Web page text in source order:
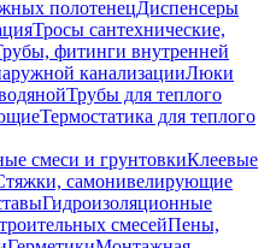
полотенецДиспенсеры
Тросы сантехнические,
фитинги внутренней
канализацииЛюки
Трубы для теплого
Термостатика для теплого
смеси и грунтовкиКлеевые
самонивелирующие
Гидроизоляционные
смесейПены,